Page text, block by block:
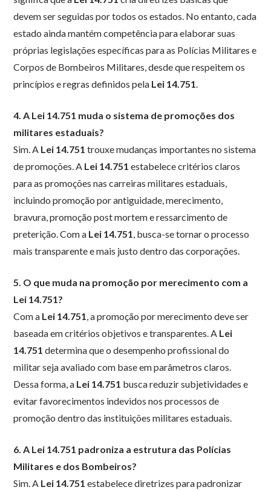
devem ser seguidas por todos os estados. No entanto, cada
estado ainda mantém competência para elaborar suas
próprias legislações específicas para as Polícias Militares e
Corpos de Bombeiros Militares, desde que respeitem os
princípios e regras definidos pela Lei 14.751.
4. A Lei 14.751 muda o sistema de promoções dos
militares estaduais?
Sim. A Lei 14.751 trouxe mudanças importantes no sistema
de promoções. A Lei 14.751 estabelece critérios claros
para as promoções nas carreiras militares estaduais,
incluindo promoção por antiguidade, merecimento,
bravura, promoção post mortem e ressarcimento de
preterição. Com a Lei 14.751, busca-se tornar o processo
mais transparente e mais justo dentro das corporações.
5. O que muda na promoção por merecimento com a
Lei 14.751?
Com a Lei 14.751, a promoção por merecimento deve ser
baseada em critérios objetivos e transparentes. A Lei
14.751 determina que o desempenho profissional do
militar seja avaliado com base em parâmetros claros.
Dessa forma, a Lei 14.751 busca reduzir subjetividades e
evitar favorecimentos indevidos nos processos de
promoção dentro das instituições militares estaduais.
6. A Lei 14.751 padroniza a estrutura das Polícias
Militares e dos Bombeiros?
Sim. A Lei 14.751 estabelece diretrizes para padronizar